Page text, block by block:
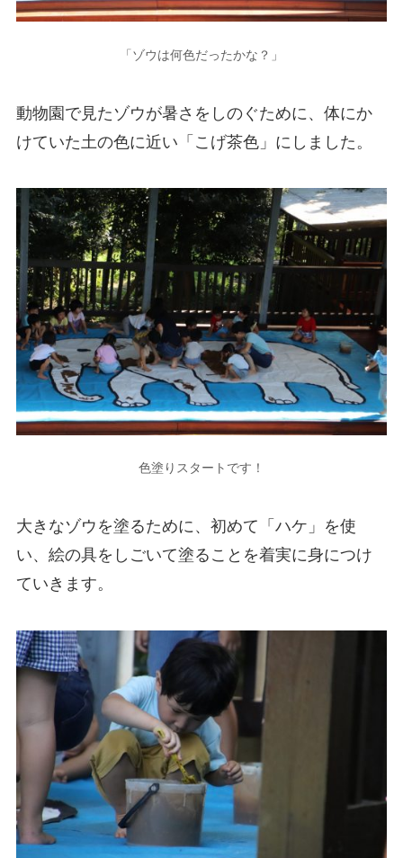
「ゾウは何色だったかな？」
動物園で見たゾウが暑さをしのぐために、体にか
けていた土の色に近い「こげ茶色」にしました。
色塗りスタートです！
大きなゾウを塗るために、初めて「ハケ」を使
い、絵の具をしごいて塗ることを着実に身につけ
ていきます。